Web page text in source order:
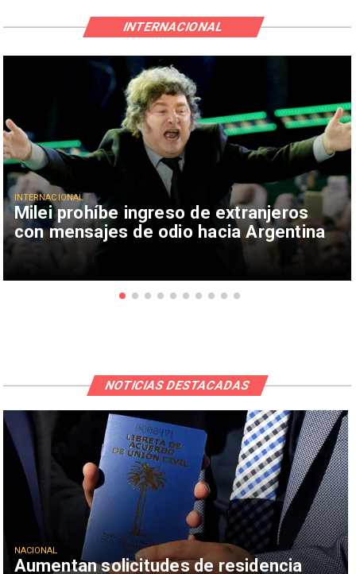
Milei prohíbe ingreso de extranjeros
con mensajes de odio hacia Argentina
INTERNACIONAL
INTERNACIONAL
Aumentan solicitudes de residencia
NACIONAL
NOTICIAS DESTACADAS